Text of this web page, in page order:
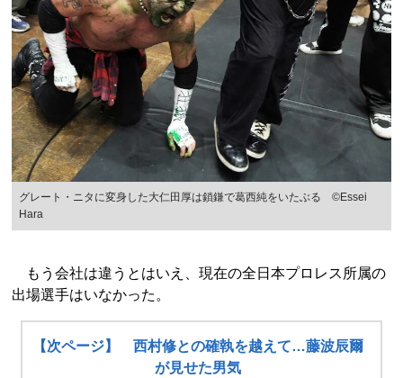
グレート・ニタに変身した大仁田厚は鎖鎌で葛西純をいたぶる ©Essei
Hara
もう会社は違うとはいえ、現在の全日本プロレス所属の
出場選手はいなかった。
【次ページ】 西村修との確執を越えて…藤波辰爾
が見せた男気